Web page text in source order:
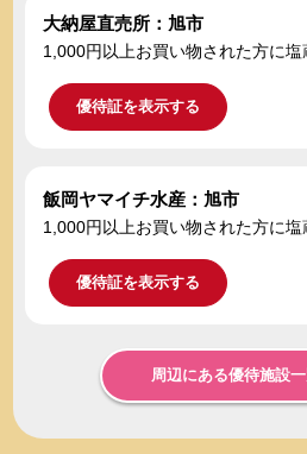
大納屋直売所：旭市
1,000円以上お買い物された方に塩
優待証を表示する
飯岡ヤマイチ水産：旭市
1,000円以上お買い物された方に塩
優待証を表示する
周辺にある優待施設